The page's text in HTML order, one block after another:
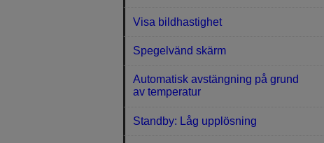
Visa bildhastighet
Spegelvänd skärm
Automatisk avstängning på grund
av temperatur
Standby: Låg upplösning